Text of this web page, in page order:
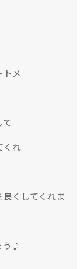
トメ
て
くれ
くしてくれま
う♪